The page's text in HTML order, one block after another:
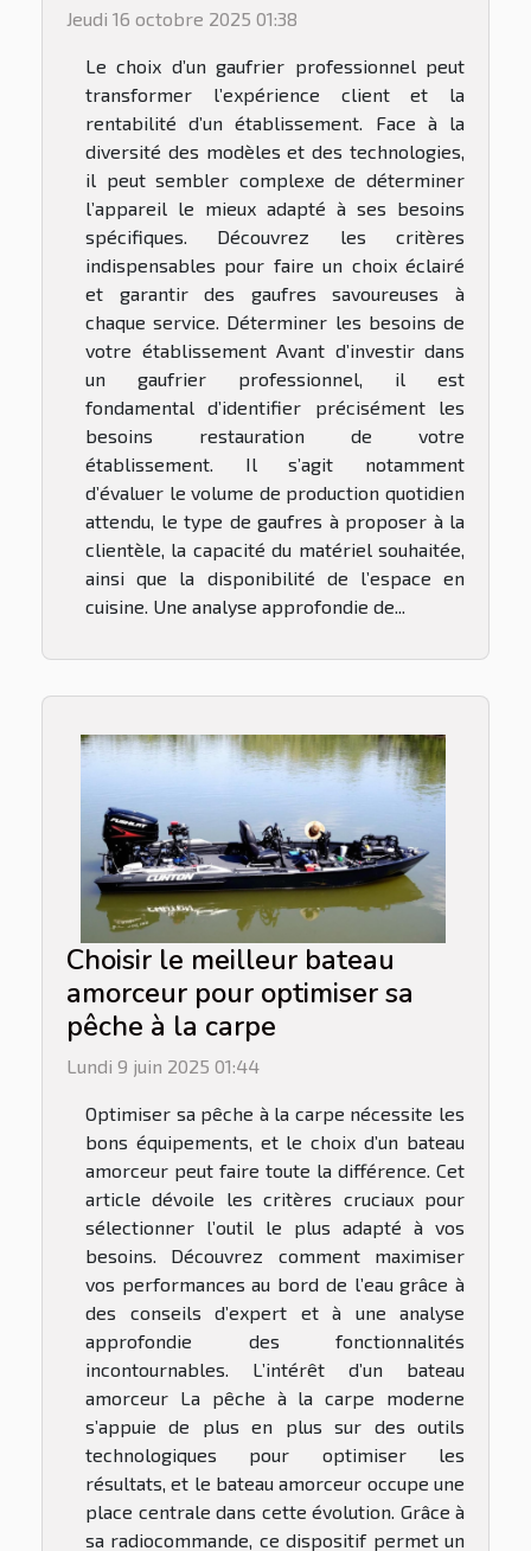
Jeudi 16 octobre 2025 01:38
Le choix d’un gaufrier professionnel peut
transformer l’expérience client et la
rentabilité d’un établissement. Face à la
diversité des modèles et des technologies,
il peut sembler complexe de déterminer
l’appareil le mieux adapté à ses besoins
spécifiques. Découvrez les critères
indispensables pour faire un choix éclairé
et garantir des gaufres savoureuses à
chaque service. Déterminer les besoins de
votre établissement Avant d’investir dans
un gaufrier professionnel, il est
fondamental d’identifier précisément les
besoins restauration de votre
établissement. Il s’agit notamment
d’évaluer le volume de production quotidien
attendu, le type de gaufres à proposer à la
clientèle, la capacité du matériel souhaitée,
ainsi que la disponibilité de l’espace en
cuisine. Une analyse approfondie de...
Choisir le meilleur bateau
amorceur pour optimiser sa
pêche à la carpe
Lundi 9 juin 2025 01:44
Optimiser sa pêche à la carpe nécessite les
bons équipements, et le choix d’un bateau
amorceur peut faire toute la différence. Cet
article dévoile les critères cruciaux pour
sélectionner l’outil le plus adapté à vos
besoins. Découvrez comment maximiser
vos performances au bord de l’eau grâce à
des conseils d’expert et à une analyse
approfondie des fonctionnalités
incontournables. L’intérêt d’un bateau
amorceur La pêche à la carpe moderne
s’appuie de plus en plus sur des outils
technologiques pour optimiser les
résultats, et le bateau amorceur occupe une
place centrale dans cette évolution. Grâce à
sa radiocommande, ce dispositif permet un